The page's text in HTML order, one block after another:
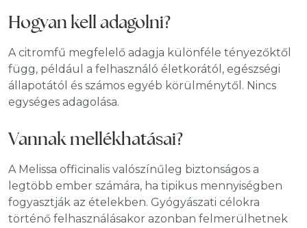
Hogyan kell adagolni?
A citromfű megfelelő adagja különféle tényezőktől
függ, például a felhasználó életkorától, egészségi
állapotától és számos egyéb körülménytől. Nincs
egységes adagolása.
Vannak mellékhatásai?
A Melissa officinalis valószínűleg biztonságos a
legtöbb ember számára, ha tipikus mennyiségben
fogyasztják az ételekben. Gyógyászati ​​célokra
történő felhasználásakor azonban felmerülhetnek